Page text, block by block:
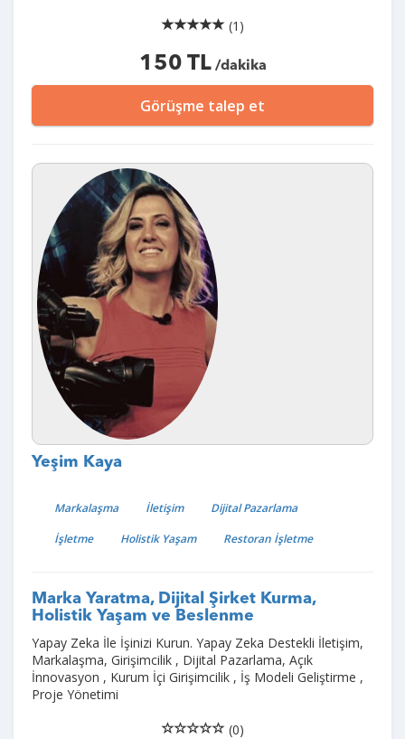
(1)
150 TL/dakika
Görüşme talep et
Yeşim Kaya
Markalaşma İletişim
Dijital Pazarlama
İşletme
Holistik Yaşam Restoran İşletme
Marka Yaratma, Dijital Şirket Kurma,
Holistik Yaşam ve Beslenme
Yapay Zeka İle İşinizi Kurun. Yapay Zeka Destekli İletişim,
Markalaşma, Girişimcilik , Dijital Pazarlama, Açık
İnnovasyon , Kurum İçi Girişimcilik , İş Modeli Geliştirme ,
Proje Yönetimi
(0)